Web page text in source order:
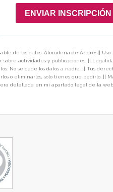
de los datos: Almudena de Andrés||
sobre actividades y publicaciones. ||
No se cede los datos a nadie. || Tus
o eliminarlos, solo tienes que pedirlo. ||
detallada en mi apartado legal de la web.